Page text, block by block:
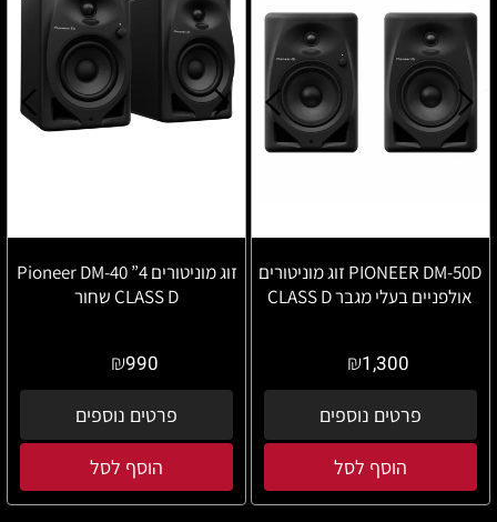
PIONEER DM-50D זוג מוניטורים
אולפניים בעלי מגבר CLASS D
₪1,300
פרטים נוספים
הוסף לסל
זוג מוניטורים 4” Pioneer DM-40
CLASS D שחור
₪990
פרטים נוספים
הוסף לסל